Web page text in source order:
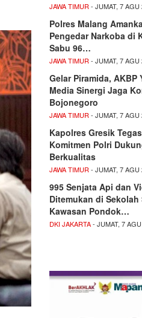
JAWA TIMUR - JUMAT, 7 AGU
Polres Malang
Pengedar Narkoba di
Sabu 96…
JAWA TIMUR - JUMAT, 7 AGU
Gelar Piramida, AKBP
Media Sinergi Jaga
Bojonegoro
JAWA TIMUR - JUMAT, 7 AGU
Kapolres Gresik
Komitmen Polri
Berkualitas
JAWA TIMUR - JUMAT, 7 AGU
995 Senjata Api dan
Ditemukan di Sekolah
Kawasan Pondok…
DKI JAKARTA- JUMAT, 7